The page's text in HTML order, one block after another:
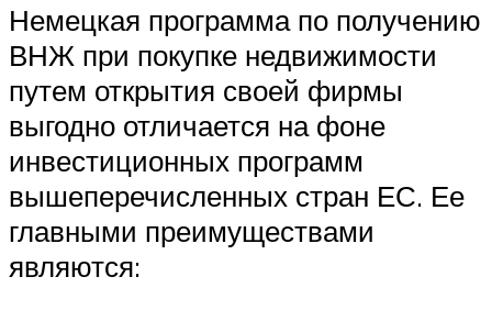
Немецкая программа по получению
ВНЖ при покупке недвижимости
путем открытия своей фирмы
выгодно отличается на фоне
инвестиционных программ
вышеперечисленных стран ЕС. Ее
главными преимуществами
являются: